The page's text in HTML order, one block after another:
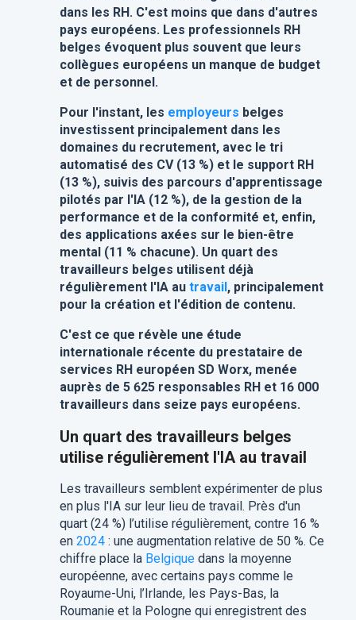
dans les RH. C'est moins que dans d'autres
pays européens. Les professionnels RH
belges évoquent plus souvent que leurs
collègues européens un manque de budget
et de personnel.
Pour l'instant, les employeurs belges
investissent principalement dans les
domaines du recrutement, avec le tri
automatisé des CV (13 %) et le support RH
(13 %), suivis des parcours d'apprentissage
pilotés par l'IA (12 %), de la gestion de la
performance et de la conformité et, enfin,
des applications axées sur le bien-être
mental (11 % chacune). Un quart des
travailleurs belges utilisent déjà
régulièrement l'IA au travail , principalement
pour la création et l'édition de contenu.
C'est ce que révèle une étude
internationale récente du prestataire de
services RH européen SD Worx, menée
auprès de 5 625 responsables RH et 16 000
travailleurs dans seize pays européens.
Un quart des travailleurs belges
utilise régulièrement l'IA au travail
Les travailleurs semblent expérimenter de plus
en plus l'IA sur leur lieu de travail. Près d'un
quart (24 %) l’utilise régulièrement, contre 16 %
en 2024: une augmentation relative de 50 %. Ce
chiffre place la Belgiquedans la moyenne
européenne, avec certains pays comme le
Royaume-Uni, l’Irlande, les Pays-Bas, la
Roumanie et la Pologne qui enregistrent des